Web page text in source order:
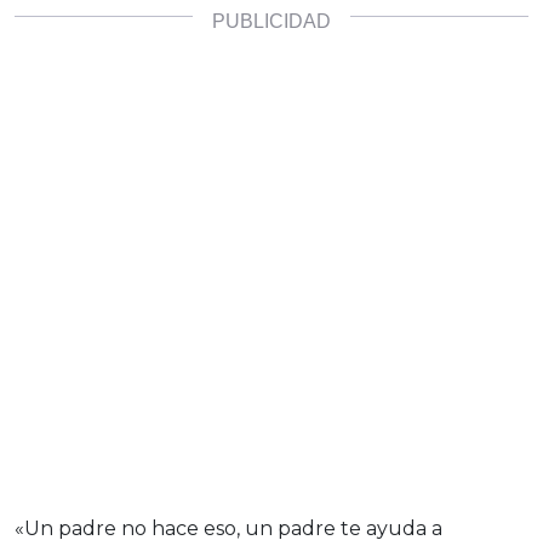
«Un padre no hace eso, un padre te ayuda a